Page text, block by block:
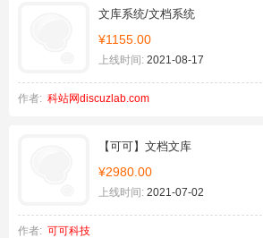
文库系统/文档系统
¥1155.00
上线时间: 2021-08-17
作者: 科站网discuzlab.com
【可可】文档文库
¥2980.00
上线时间: 2021-07-02
作者: 可可科技